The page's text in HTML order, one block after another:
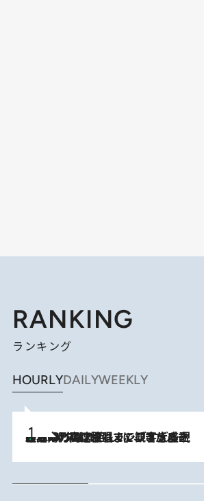
RANKING
ランキング
HOURLYDAILYWEEKLY
2026.8.7
「湘南乃風に憧れて」観客大盛上がりの“タオル回し”に、ラッパー顔負けの高速歌唱まで…さだまさし（74）のアグレッシブすぎる現在地